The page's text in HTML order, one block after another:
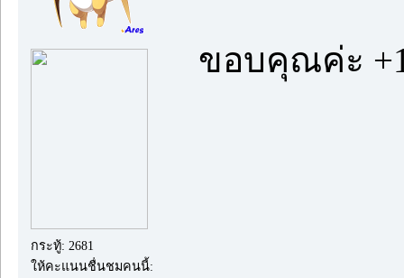
กระทู้: 2681
ให้คะแนนชื่นชมคนนี้:
ขอบคุณค่ะ